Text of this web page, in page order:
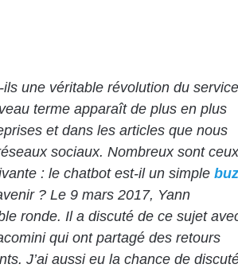
une véritable révolution du service
terme apparaît de plus en plus
et dans les articles que nous
sociaux. Nombreux sont ceux
: le chatbot est-il un simple
? Le 9 mars 2017, Yann
ronde. Il a discuté de ce sujet
qui ont partagé des retours
J’ai aussi eu la chance de